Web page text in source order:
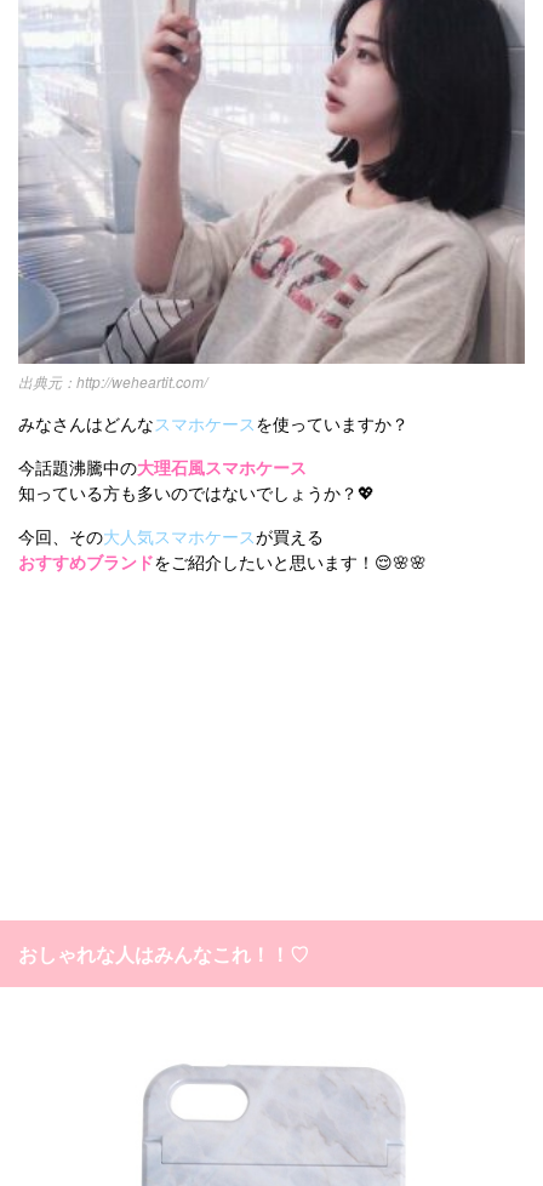
プライバシーポリシー
お問い合わせ
韓国ドラマ カフェ
http://weheartit.com/
みなさんはどんなスマホケースを使っていますか？
今話題沸騰中の大理石風スマホケース
知っている方も多いのではないでしょうか？💖
今回、その大人気スマホケースが買える
おすすめブランドをご紹介したいと思います！😌🌸🌸
おしゃれな人はみんなこれ！！♡